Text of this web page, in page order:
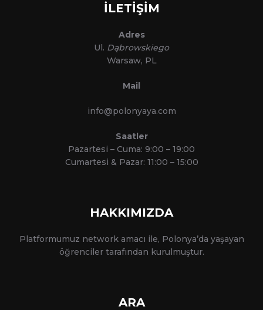
İLETİŞİM
Adres
Ul. Dąbrowskiego
Warsaw, PL
Mail
info@polonyaya.com
Saatler
Pazartesi – Cuma: 9:00 – 19:00
Cumartesi & Pazar: 11:00 – 15:00
HAKKIMIZDA
Platformumuz network amacı ile, Polonya’da yaşayan
öğrenciler tarafından kurulmuştur.
ARA